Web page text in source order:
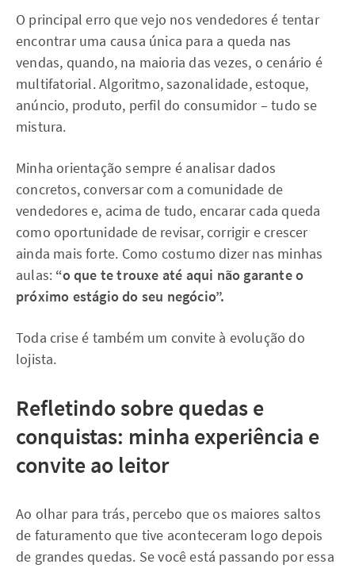
O principal erro que vejo nos vendedores é tentar
encontrar uma causa única para a queda nas
vendas, quando, na maioria das vezes, o cenário é
multifatorial. Algoritmo, sazonalidade, estoque,
anúncio, produto, perfil do consumidor – tudo se
mistura.
Minha orientação sempre é analisar dados
concretos, conversar com a comunidade de
vendedores e, acima de tudo, encarar cada queda
como oportunidade de revisar, corrigir e crescer
ainda mais forte. Como costumo dizer nas minhas
aulas: “o que te trouxe até aqui não garante o
próximo estágio do seu negócio”.
Toda crise é também um convite à evolução do
lojista.
Refletindo sobre quedas e
conquistas: minha experiência e
convite ao leitor
Ao olhar para trás, percebo que os maiores saltos
de faturamento que tive aconteceram logo depois
de grandes quedas. Se você está passando por essa